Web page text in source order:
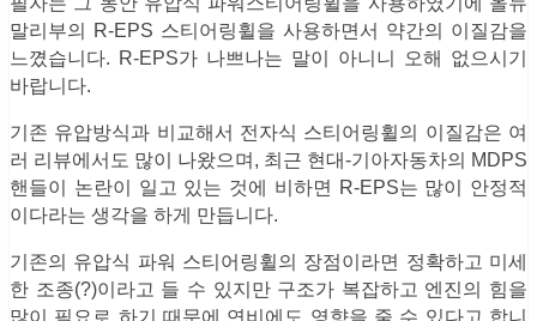
말리부의 R-EPS 스티어링휠을 사용하면서 약간의 이질감을
느꼈습니다. R-EPS가 나쁘나는 말이 아니니 오해 없으시기
바랍니다.
기존 유압방식과 비교해서 전자식 스티어링휠의 이질감은 여
러 리뷰에서도 많이 나왔으며, 최근 현대-기아자동차의 MDPS
핸들이 논란이 일고 있는 것에 비하면 R-EPS는 많이 안정적
이다라는 생각을 하게 만듭니다.
기존의 유압식 파워 스티어링휠의 장점이라면 정확하고 미세
한 조종(?)이라고 들 수 있지만 구조가 복잡하고 엔진의 힘을